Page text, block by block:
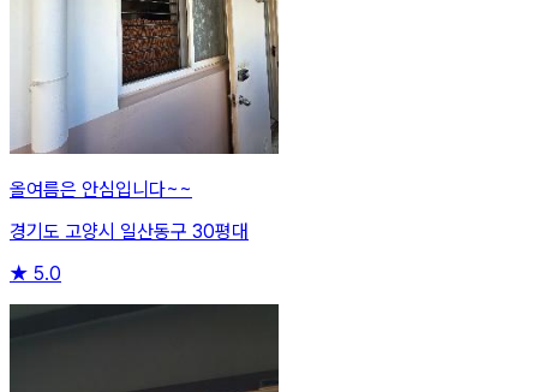
올여름은 안심입니다~~
경기도 고양시 일산동구 30평대
★ 5.0